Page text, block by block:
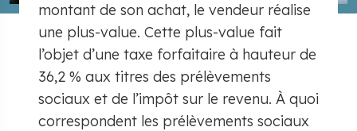
montant de son achat, le vendeur réalise
une plus-value. Cette plus-value fait
l’objet d’une taxe forfaitaire à hauteur de
36,2 % aux titres des prélèvements
sociaux et de l’impôt sur le revenu. À quoi
correspondent les prélèvements sociaux